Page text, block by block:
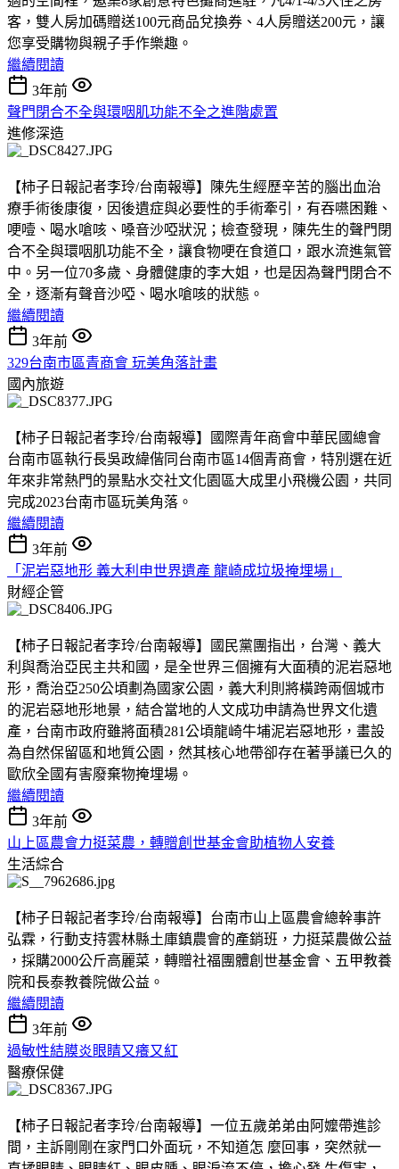
客，雙人房加碼贈送100元商品兌換券、4人房贈送200元，讓
您享受購物與親子手作樂趣。
繼續閱讀
3年前
聲門閉合不全與環咽肌功能不全之進階處置
進修深造
【柿子日報記者李玲/台南報導】陳先生經歷辛苦的腦出血治
療手術後康復，因後遺症與必要性的手術牽引，有吞嚥困難、
哽噎、喝水嗆咳、嗓音沙啞狀況；檢查發現，陳先生的聲門閉
合不全與環咽肌功能不全，讓食物哽在食道口，跟水流進氣管
中。另一位70多歲、身體健康的李大姐，也是因為聲門閉合不
全，逐漸有聲音沙啞、喝水嗆咳的狀態。
繼續閱讀
3年前
329台南市區青商會 玩美角落計畫
國內旅遊
【柿子日報記者李玲/台南報導】國際青年商會中華民國總會
台南市區執行長吳政緯偕同台南市區14個青商會，特別選在近
年來非常熱門的景點水交社文化園區大成里小飛機公園，共同
完成2023台南市區玩美角落。
繼續閱讀
3年前
「泥岩惡地形 義大利申世界遺產 龍崎成垃圾掩埋場」
財經企管
【柿子日報記者李玲/台南報導】國民黨團指出，台灣、義大
利與喬治亞民主共和國，是全世界三個擁有大面積的泥岩惡地
形，喬治亞250公頃劃為國家公園，義大利則將橫跨兩個城市
的泥岩惡地形地景，結合當地的人文成功申請為世界文化遺
產，台南市政府雖將面積281公頃龍崎牛埔泥岩惡地形，畫設
為自然保留區和地質公園，然其核心地帶卻存在著爭議已久的
歐欣全國有害廢棄物掩埋場。
繼續閱讀
3年前
山上區農會力挺菜農，轉贈創世基金會助植物人安養
生活綜合
【柿子日報記者李玲/台南報導】台南市山上區農會總幹事許
弘霖，行動支持雲林縣土庫鎮農會的產銷班，力挺菜農做公益
，採購2000公斤高麗菜，轉贈社福團體創世基金會、五甲教養
院和長泰教養院做公益。
繼續閱讀
3年前
過敏性結膜炎眼睛又癢又紅
醫療保健
【柿子日報記者李玲/台南報導】一位五歲弟弟由阿嬤帶進診
間，主訴剛剛在家門口外面玩，不知道怎 麼回事，突然就一